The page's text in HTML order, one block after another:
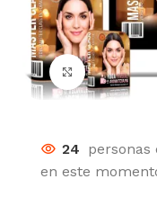
Click para
24 personas
en este